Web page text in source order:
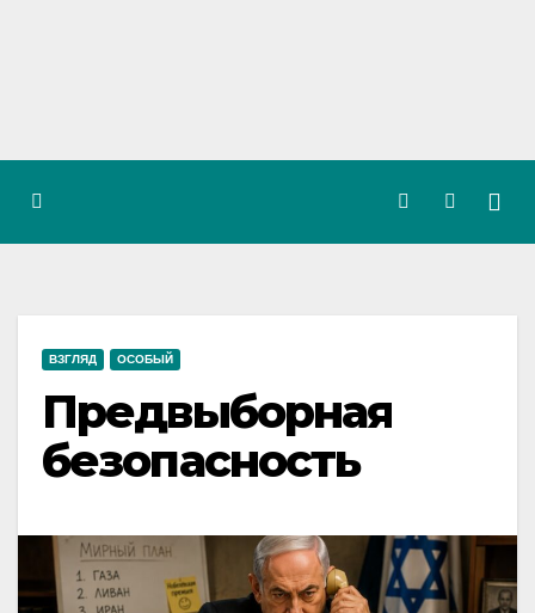
ВЗГЛЯД ОСОБЫЙ
Предвыборная
безопасность